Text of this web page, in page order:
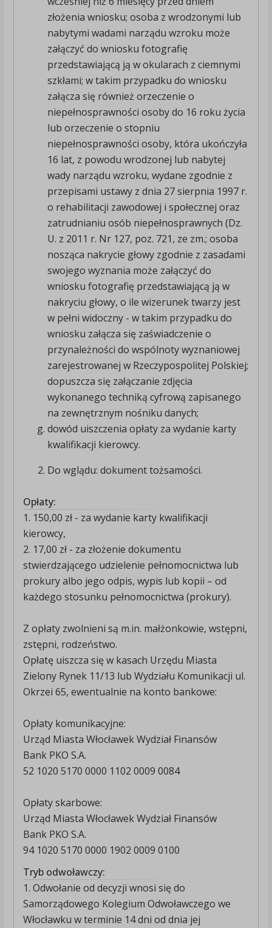
złożenia wniosku; osoba z wrodzonymi lub
nabytymi wadami narządu wzroku może
załączyć do wniosku fotografię
przedstawiającą ją w okularach z ciemnymi
szkłami; w takim przypadku do wniosku
załącza się również orzeczenie o
niepełnosprawności osoby do 16 roku życia
lub orzeczenie o stopniu
niepełnosprawności osoby, która ukończyła
16 lat, z powodu wrodzonej lub nabytej
wady narządu wzroku, wydane zgodnie z
przepisami ustawy z dnia 27 sierpnia 1997 r.
o rehabilitacji zawodowej i społecznej oraz
zatrudnianiu osób niepełnosprawnych (Dz.
U. z 2011 r. Nr 127, poz. 721, ze zm.; osoba
nosząca nakrycie głowy zgodnie z zasadami
swojego wyznania może załączyć do
wniosku fotografię przedstawiającą ją w
nakryciu głowy, o ile wizerunek twarzy jest
w pełni widoczny - w takim przypadku do
wniosku załącza się zaświadczenie o
przynależności do wspólnoty wyznaniowej
zarejestrowanej w Rzeczypospolitej Polskiej;
dopuszcza się załączanie zdjęcia
wykonanego techniką cyfrową zapisanego
na zewnętrznym nośniku danych;
dowód uiszczenia opłaty za wydanie karty
kwalifikacji kierowcy.
Do wglądu: dokument tożsamości.
Opłaty:
1. 150,00 zł - za wydanie karty kwalifikacji
kierowcy,
2. 17,00 zł - za złożenie dokumentu
stwierdzającego udzielenie pełnomocnictwa lub
prokury albo jego odpis, wypis lub kopii – od
każdego stosunku pełnomocnictwa (prokury).
Z opłaty zwolnieni są m.in. małżonkowie, wstępni,
zstępni, rodzeństwo.
Opłatę uiszcza się w kasach Urzędu Miasta
Zielony Rynek 11/13 lub Wydziału Komunikacji ul.
Okrzei 65, ewentualnie na konto bankowe:
Opłaty komunikacyjne:
Urząd Miasta Włocławek Wydział Finansów
Bank PKO S.A.
52 1020 5170 0000 1102 0009 0084
Opłaty skarbowe:
Urząd Miasta Włocławek Wydział Finansów
Bank PKO S.A.
94 1020 5170 0000 1902 0009 0100
Tryb odwoławczy:
1. Odwołanie od decyzji wnosi się do
Samorządowego Kolegium Odwoławczego we
Włocławku w terminie 14 dni od dnia jej